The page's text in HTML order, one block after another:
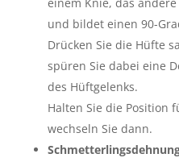
und bildet einen 90-
Drücken Sie die Hüfte
spüren Sie dabei eine
des Hüftgelenks.
Halten Sie die Position
wechseln Sie dann.